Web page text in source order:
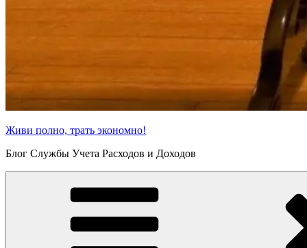
Живи полно, трать экономно!
Блог Службы Учета Расходов и Доходов